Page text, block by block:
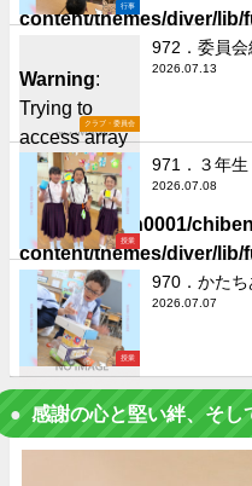
content/themes/diver/
行事
Warning:
Trying to
access array
offset on false
/home/chiben0001/
content/themes/diver/
on line506
クラブ・委員会
972．委員会
2026.07.13
授業
971．３年生
2026.07.08
授業
970．かたち
2026.07.07
感謝の心と堅い絆、そし